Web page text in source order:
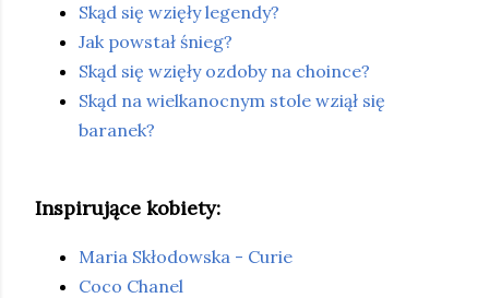
Skąd się wzięły legendy?
Jak powstał śnieg?
Skąd się wzięły ozdoby na choince?
Skąd na wielkanocnym stole wziął się
baranek?
Inspirujące kobiety:
Maria Skłodowska - Curie
Coco Chanel